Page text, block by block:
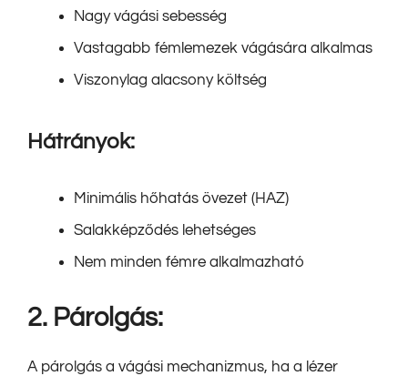
Nagy vágási sebesség
Vastagabb fémlemezek vágására alkalmas
Viszonylag alacsony költség
Hátrányok:
Minimális hőhatás övezet (HAZ)
Salakképződés lehetséges
Nem minden fémre alkalmazható
2. Párolgás:
A párolgás a vágási mechanizmus, ha a lézer